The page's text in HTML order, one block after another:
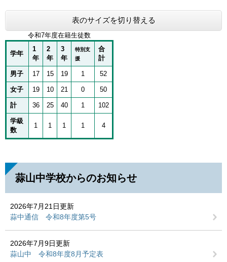
表のサイズを切り替える
令和7年度在籍生徒数
学年
1
年
2
年
3
年
特別支
援
合
計
男子 17 15 19 1 52
女子 19 10 21 0 50
計 36 25 40 1 102
学級
数
1 1 1 1 4
蒜山中学校からのお知らせ
2026年7月21日更新
蒜中通信 令和8年度第5号
2026年7月9日更新
蒜山中 令和8年度8月予定表